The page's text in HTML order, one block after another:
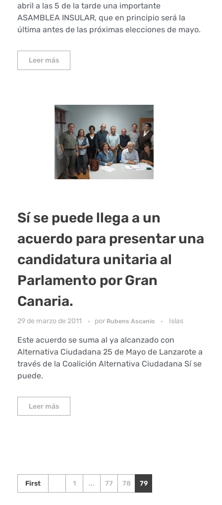
abril a las 5 de la tarde una importante
ASAMBLEA INSULAR, que en principio será la
última antes de las próximas elecciones de mayo.
Leer más
Sí se puede llega a un
acuerdo para presentar una
candidatura unitaria al
Parlamento por Gran
Canaria.
29 de marzo de 2011 por Rubens Ascanio Islas
Este acuerdo se suma al ya alcanzado con
Alternativa Ciudadana 25 de Mayo de Lanzarote a
través de la Coalición Alternativa Ciudadana Sí se
puede.
Leer más
First 1 ... 77 78 79